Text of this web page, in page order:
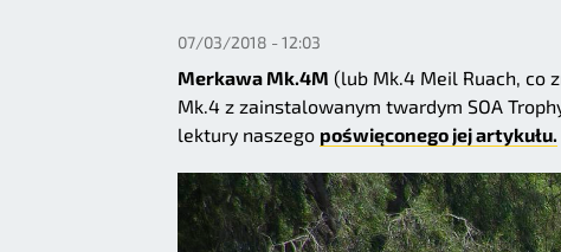
07/03/2018 - 12:03
Merkawa Mk.4M (lub Mk.4 Meil Ruach, co
Mk.4 z zainstalowanym twardym SOA
lektury naszego poświęconego jej artykułu.